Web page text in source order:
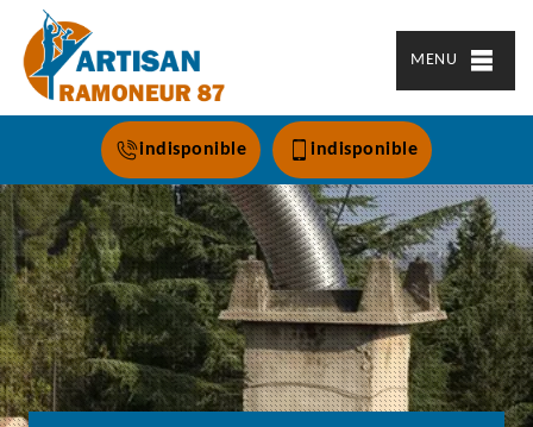
MENU
indisponible indisponible